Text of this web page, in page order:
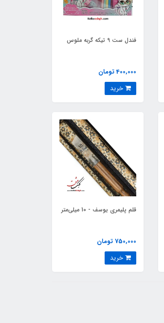
فندل ست 9 تیکه گربه ملوس
400,000 تومان
خرید
قلم پلیمری یوسف - 10 میلی‌متر
750,000 تومان
خرید